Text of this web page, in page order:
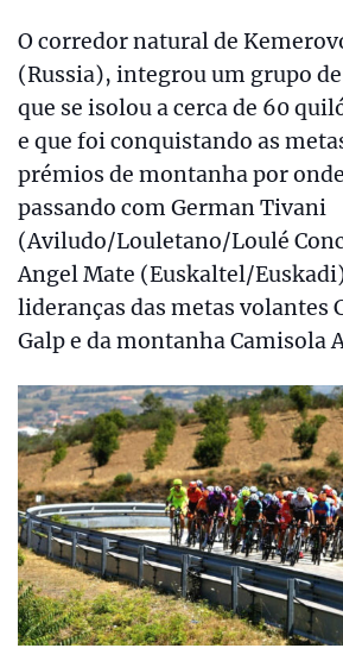
O corredor natural de
(Russia), integrou um grupo
que se isolou a cerca de 60
e que foi conquistando as
prémios de montanha por
passando com German Tivani
(Aviludo/Louletano/Loulé
Angel Mate (Euskaltel/
lideranças das metas volantes
Galp e da montanha Camisola